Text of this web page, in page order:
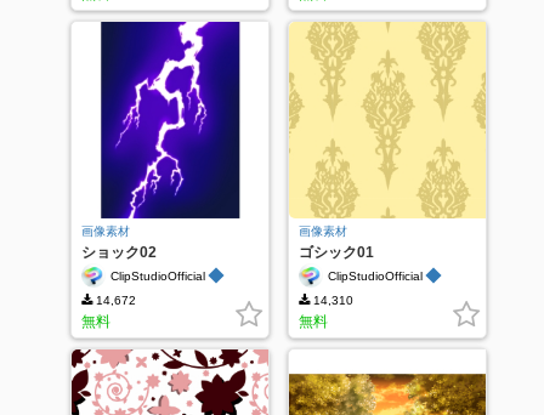
画像素材
ショック02
ClipStudioOfficial ◆
14,672
無料
画像素材
ゴシック01
ClipStudioOfficial ◆
14,310
無料